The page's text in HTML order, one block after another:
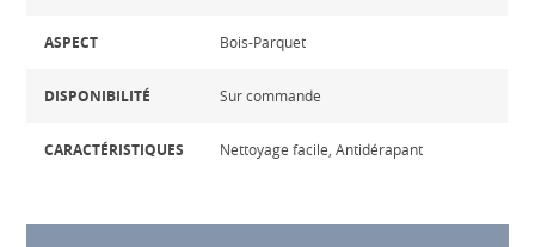
ASPECT Bois-Parquet
DISPONIBILITÉ Sur commande
CARACTÉRISTIQUES Nettoyage facile, Antidérapant